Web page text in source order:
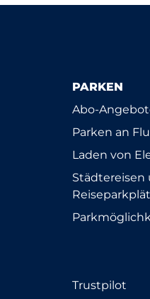
PARKEN
Abo-
Parken an
Laden von
Städtereisen
Trustpilot